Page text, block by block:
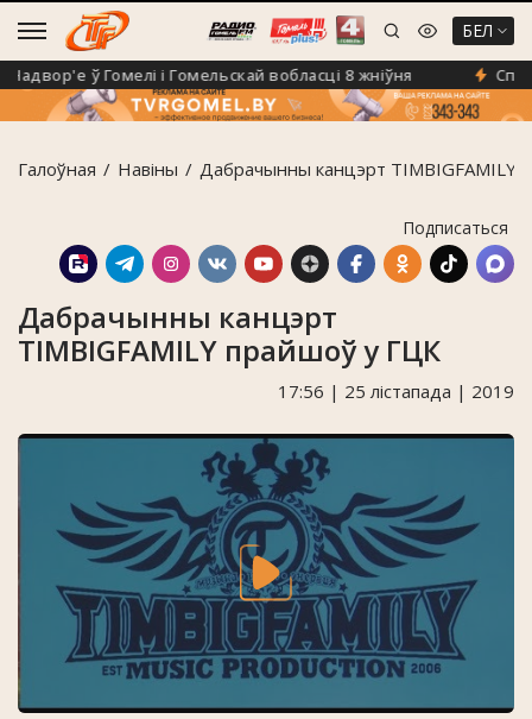
БЕЛ
ў Гомелі і Гомельскай вобласці 8 жніўня Спёка
Галоўная Навiны Дабрачынны канцэрт TIMBIGFAMILY
Подписаться
Дабрачынны канцэрт
TIMBIGFAMILY прайшоў у ГЦК
17:56 | 25 лістапада | 2019